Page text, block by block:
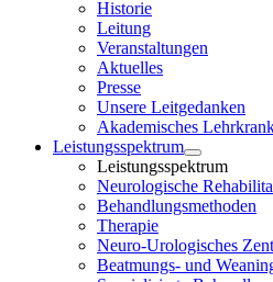
Historie
Leitung
Veranstaltungen
Aktuelles
Presse
Unsere Leitgedanken
Akademisches
Leistungsspektrum
Leistungsspektrum
Neurologische
Behandlungsmethoden
Therapie
Neuro-Urologisches
Beatmungs- und